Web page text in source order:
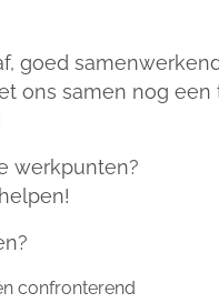
goed
ons samen nog een
werkpunten?
confronterend